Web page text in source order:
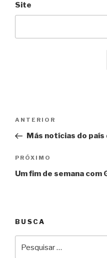
Site
Post
Anterior
ANTERIOR
Más notícias do país
Próximo
PRÓXIMO
Um fim de semana com
BUSCA
por: